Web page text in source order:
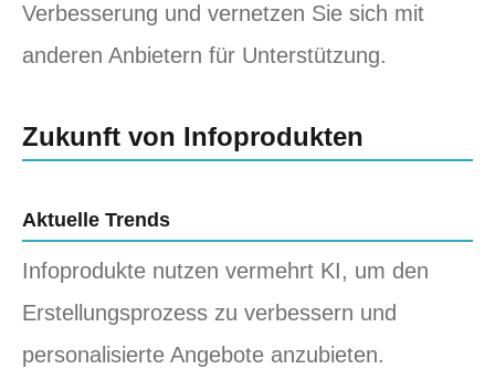
Verbesserung und vernetzen Sie sich mit
anderen Anbietern für Unterstützung.
Zukunft von Infoprodukten
Aktuelle Trends
Infoprodukte nutzen vermehrt KI, um den
Erstellungsprozess zu verbessern und
personalisierte Angebote anzubieten.